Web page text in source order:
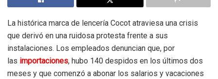
La histórica marca de lencería Cocot atraviesa una crisis
que derivó en una ruidosa protesta frente a sus
instalaciones. Los empleados denuncian que, por
las importaciones, hubo 140 despidos en los últimos dos
meses y que comenzó a abonar los salarios y vacaciones